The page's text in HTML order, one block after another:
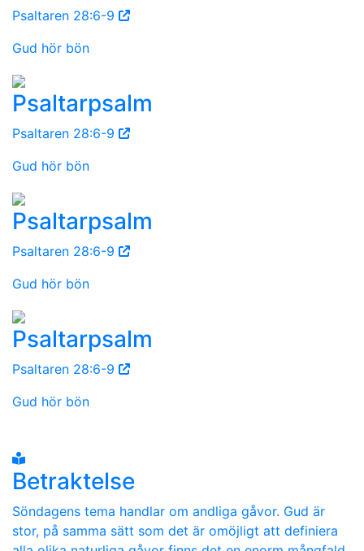
Psaltaren 28:6-9
Gud hör bön
Psaltarpsalm
Psaltaren 28:6-9
Gud hör bön
Psaltarpsalm
Psaltaren 28:6-9
Gud hör bön
Psaltarpsalm
Psaltaren 28:6-9
Gud hör bön
Betraktelse
Söndagens tema handlar om andliga gåvor. Gud är
stor, på samma sätt som det är omöjligt att definiera